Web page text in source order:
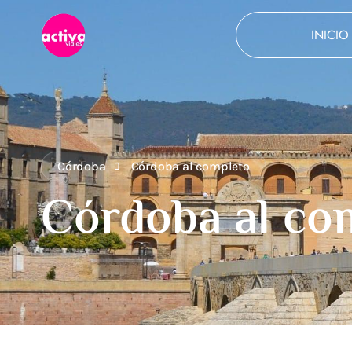
INICIO
Córdoba al completo
Córdoba Córdoba al completo
Córdoba al